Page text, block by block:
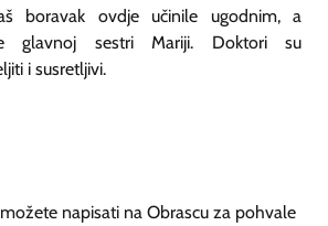
boravak ovdje učinile ugodnim, a
glavnoj sestri Mariji. Doktori su
i susretljivi.
napisati na Obrascu za pohvale